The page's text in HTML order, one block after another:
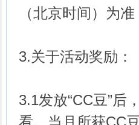
（北京时间）为
3.关于活动奖励：
3.1发放“CC豆”后
看。当月所获CC